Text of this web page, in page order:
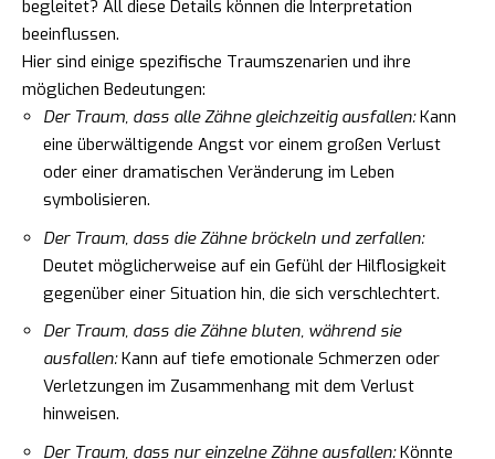
begleitet? All diese Details können die Interpretation
beeinflussen.
Hier sind einige spezifische Traumszenarien und ihre
möglichen Bedeutungen:
Der Traum, dass alle Zähne gleichzeitig ausfallen:Kann
eine überwältigende Angst vor einem großen Verlust
oder einer dramatischen Veränderung im Leben
symbolisieren.
Der Traum, dass die Zähne bröckeln und zerfallen:
Deutet möglicherweise auf ein Gefühl der Hilflosigkeit
gegenüber einer Situation hin, die sich verschlechtert.
Der Traum, dass die Zähne bluten, während sie
ausfallen:Kann auf tiefe emotionale Schmerzen oder
Verletzungen im Zusammenhang mit dem Verlust
hinweisen.
Der Traum, dass nur einzelne Zähne ausfallen:Könnte